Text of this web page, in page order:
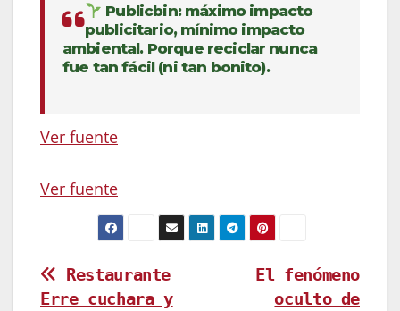
Publicbin: máximo impacto
publicitario, mínimo impacto
ambiental. Porque reciclar nunca
fue tan fácil (ni tan bonito).
Ver fuente
Post
navigation
Ver fuente
Navegación
El fenómeno
oculto de
Restaurante
Erre cuchara y